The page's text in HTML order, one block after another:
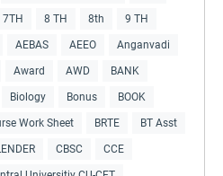
7TH 8 TH 8th 9 TH
AEBAS AEEO Anganvadi
Award AWD BANK
Biology Bonus BOOK
Work Sheet BRTE BT Asst
CBSC CCE